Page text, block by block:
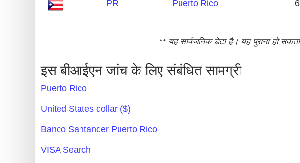
Generate
BIN
Credit
Card
Checker
What
PR Puerto Rico
** यह सार्वजनिक डेटा है। यह पुराना हो
इस बीआईएन जांच के लिए संबंधित सामग्री
Puerto Rico
United States dollar ($)
Banco Santander Puerto Rico
VISA Search